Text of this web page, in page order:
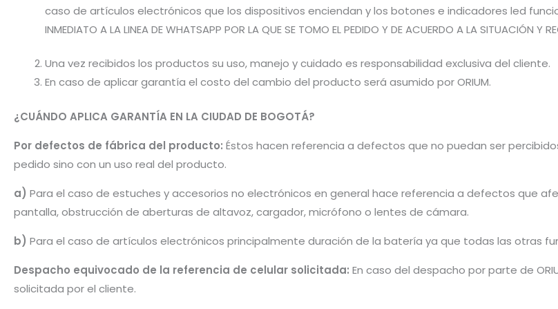
caso de artículos electrónicos que los dispositivos enciendan y los botones e indicadores led funcionen
INMEDIATO A LA LINEA DE WHATSAPP POR LA QUE SE TOMO EL PEDIDO Y DE ACUERDO A LA SITUACIÓN Y
Una vez recibidos los productos su uso, manejo y cuidado es responsabilidad exclusiva del cliente.
En caso de aplicar garantía el costo del cambio del producto será asumido por ORIUM.
¿CUÁNDO APLICA GARANTÍA EN LA CIUDAD DE BOGOTÁ?
Por defectos de fábrica del producto: Éstos hacen referencia a defectos que no puedan ser
pedido sino con un uso real del producto.
a) Para el caso de estuches y accesorios no electrónicos en general hace referencia a defectos que
pantalla, obstrucción de aberturas de altavoz, cargador, micrófono o lentes de cámara.
b) Para el caso de artículos electrónicos principalmente duración de la batería ya que todas las otras
Despacho equivocado de la referencia de celular solicitada: En caso del despacho por parte de
solicitada por el cliente.